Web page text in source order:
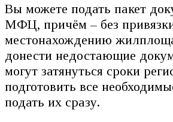
Вы можете подать пакет
МФЦ, причём – без
местонахождению
донести недостающие
могут затянуться сроки
подготовить все
подать их сразу.